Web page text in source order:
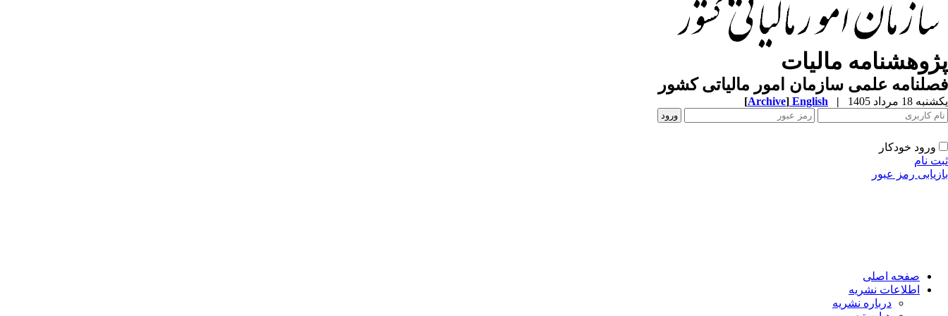
پژوهشنامه مالیات
فصلنامه علمی سازمان امور مالیاتی کشور
یکشنبه 18 مرداد 1405 |
English
[Archive]
ورود خودکار
ثبت نام
بازیابی رمز عبور
صفحه اصلی
اطلاعات نشریه
درباره نشریه